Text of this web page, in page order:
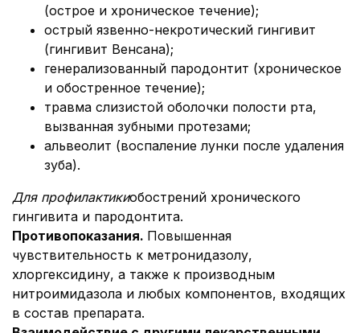
(острое и хроническое течение);
острый язвенно-некротический гингивит
(гингивит Венсана);
генерализованный пародонтит (хроническое
и обостренное течение);
травма слизистой оболочки полости рта,
вызванная зубными протезами;
альвеолит (воспаление лунки после удаления
зуба).
Для профилактикиобострений хронического
гингивита и пародонтита.
Противопоказания. Повышенная
чувствительность к метронидазолу,
хлоргексидину, а также к производным
нитроимидазола и любых компонентов, входящих
в состав препарата.